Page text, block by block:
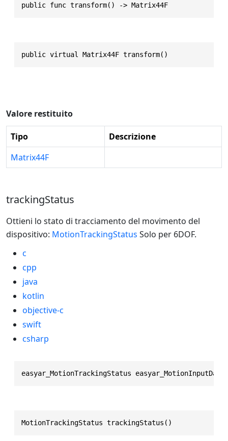
public func transform() -> Matrix44F
public virtual Matrix44F transform()
Valore restituito
Tipo
Descrizione
Matrix44F
trackingStatus
Ottieni lo stato di tracciamento del movimento del
dispositivo: MotionTrackingStatus Solo per 6DOF.
c
cpp
java
kotlin
objective-c
swift
csharp
easyar_MotionTrackingStatus
MotionTrackingStatus trackingStatus()